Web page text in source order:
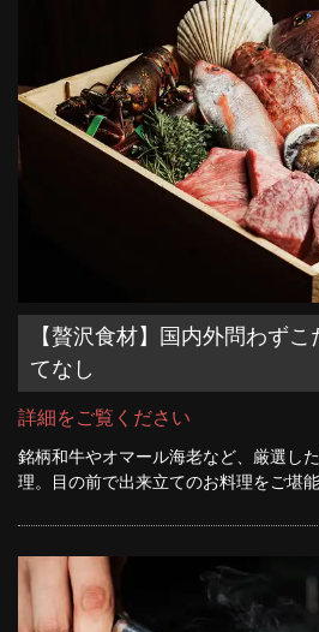
【贅沢食材】国内外問わず
てなし
詳細をご覧ください
銘柄和牛やオマール海老など、厳選し
理。目の前で出来立てのお料理をご堪能